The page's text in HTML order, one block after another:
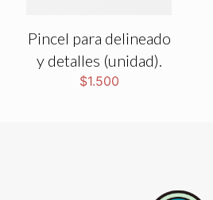
Pincel para delineado
y detalles (unidad).
$1.500